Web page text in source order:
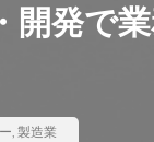
開発で
, 製造業